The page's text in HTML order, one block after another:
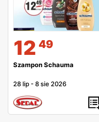
12 49
Szampon Schauma
28 lip -8 sie 2026